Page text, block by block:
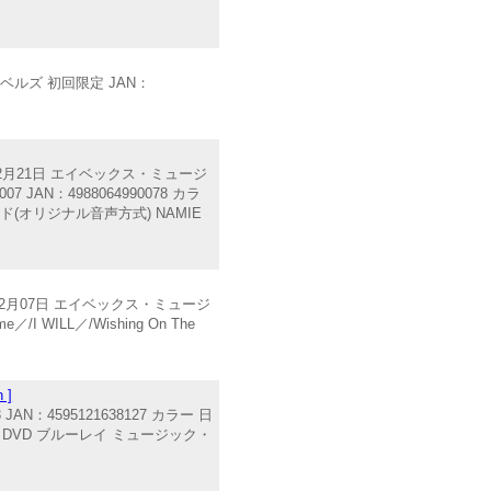
ルズ 初回限定 JAN：
21日 エイベックス・ミュージ
JAN：4988064990078 カラ
(オリジナル音声方式) NAMIE
07日 エイベックス・ミュージ
／/I WILL／/Wishing On The
]
：4595121638127 カラー 日
ブルーレイ ミュージック・